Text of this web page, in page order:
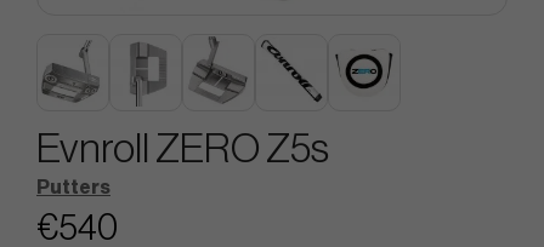
Evnroll ZERO Z5s
Putters
€540